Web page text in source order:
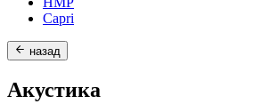
Capri
назад
Акустика